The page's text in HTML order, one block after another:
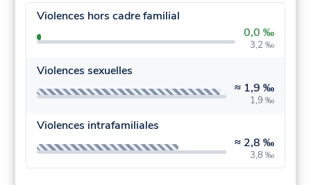
Violences hors cadre familial
0,0 ‰
3,2 ‰
Violences sexuelles
≈ 1,9 ‰
1,9 ‰
Violences intrafamiliales
≈ 2,8 ‰
3,8 ‰